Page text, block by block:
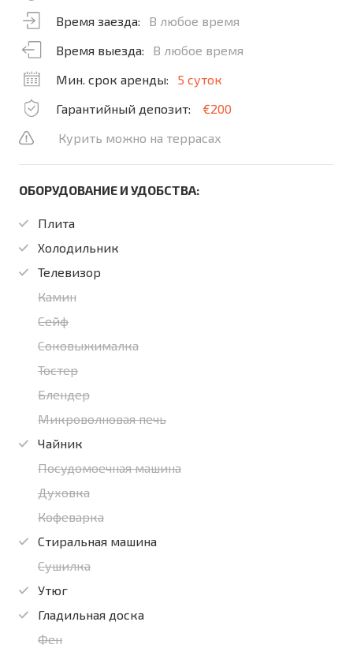
Время заезда:
В любое время
Время выезда:
В любое время
Мин. срок аренды:
5 суток
Гарантийный депозит:
€200
Курить можно на террасах
ОБОРУДОВАНИЕ И УДОБСТВА:
Плита
Холодильник
Телевизор
Камин
Сейф
Соковыжималка
Тостер
Блендер
Микроволновая печь
Чайник
Посудомоечная машина
Духовка
Кофеварка
Стиральная машина
Сушилка
Утюг
Гладильная доска
Фен